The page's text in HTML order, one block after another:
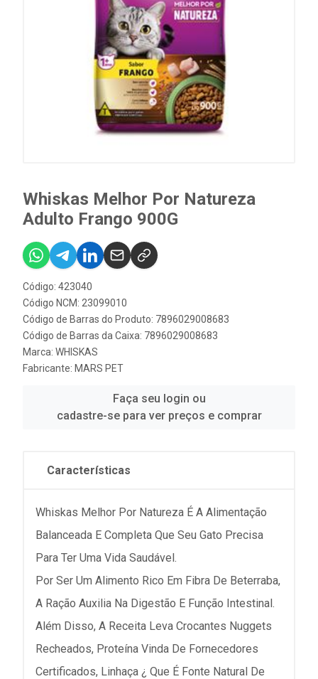
Whiskas Melhor Por Natureza
Adulto Frango 900G
Código: 423040
Código NCM: 23099010
Código de Barras do Produto: 7896029008683
Código de Barras da Caixa: 7896029008683
Marca: WHISKAS
Fabricante: MARS PET
Faça seu login ou
cadastre-se para ver preços e comprar
Características
Whiskas Melhor Por Natureza É A Alimentação
Balanceada E Completa Que Seu Gato Precisa
Para Ter Uma Vida Saudável.
Por Ser Um Alimento Rico Em Fibra De Beterraba,
A Ração Auxilia Na Digestão E Função Intestinal.
Além Disso, A Receita Leva Crocantes Nuggets
Recheados, Proteína Vinda De Fornecedores
Certificados, Linhaça ¿ Que É Fonte Natural De